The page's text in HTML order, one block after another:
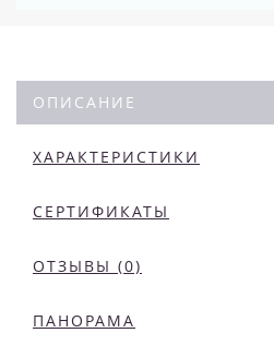
ОПИСАНИЕ
ХАРАКТЕРИСТИКИ
СЕРТИФИКАТЫ
ОТЗЫВЫ (0)
ПАНОРАМА